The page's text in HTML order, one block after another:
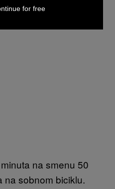
na smenu 50
na sobnom biciklu.
for free